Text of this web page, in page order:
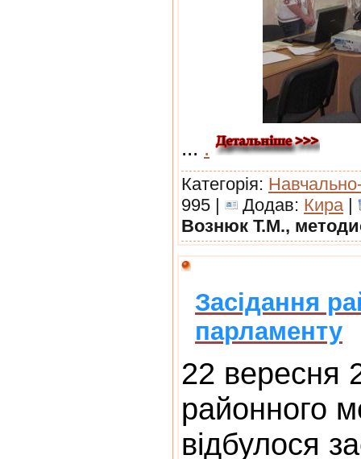
... .
Категорія:
995 |
Додав: Кира |
Вознюк Т.М.,
Засідання
парламенту
22 вересня
районного
відбулося